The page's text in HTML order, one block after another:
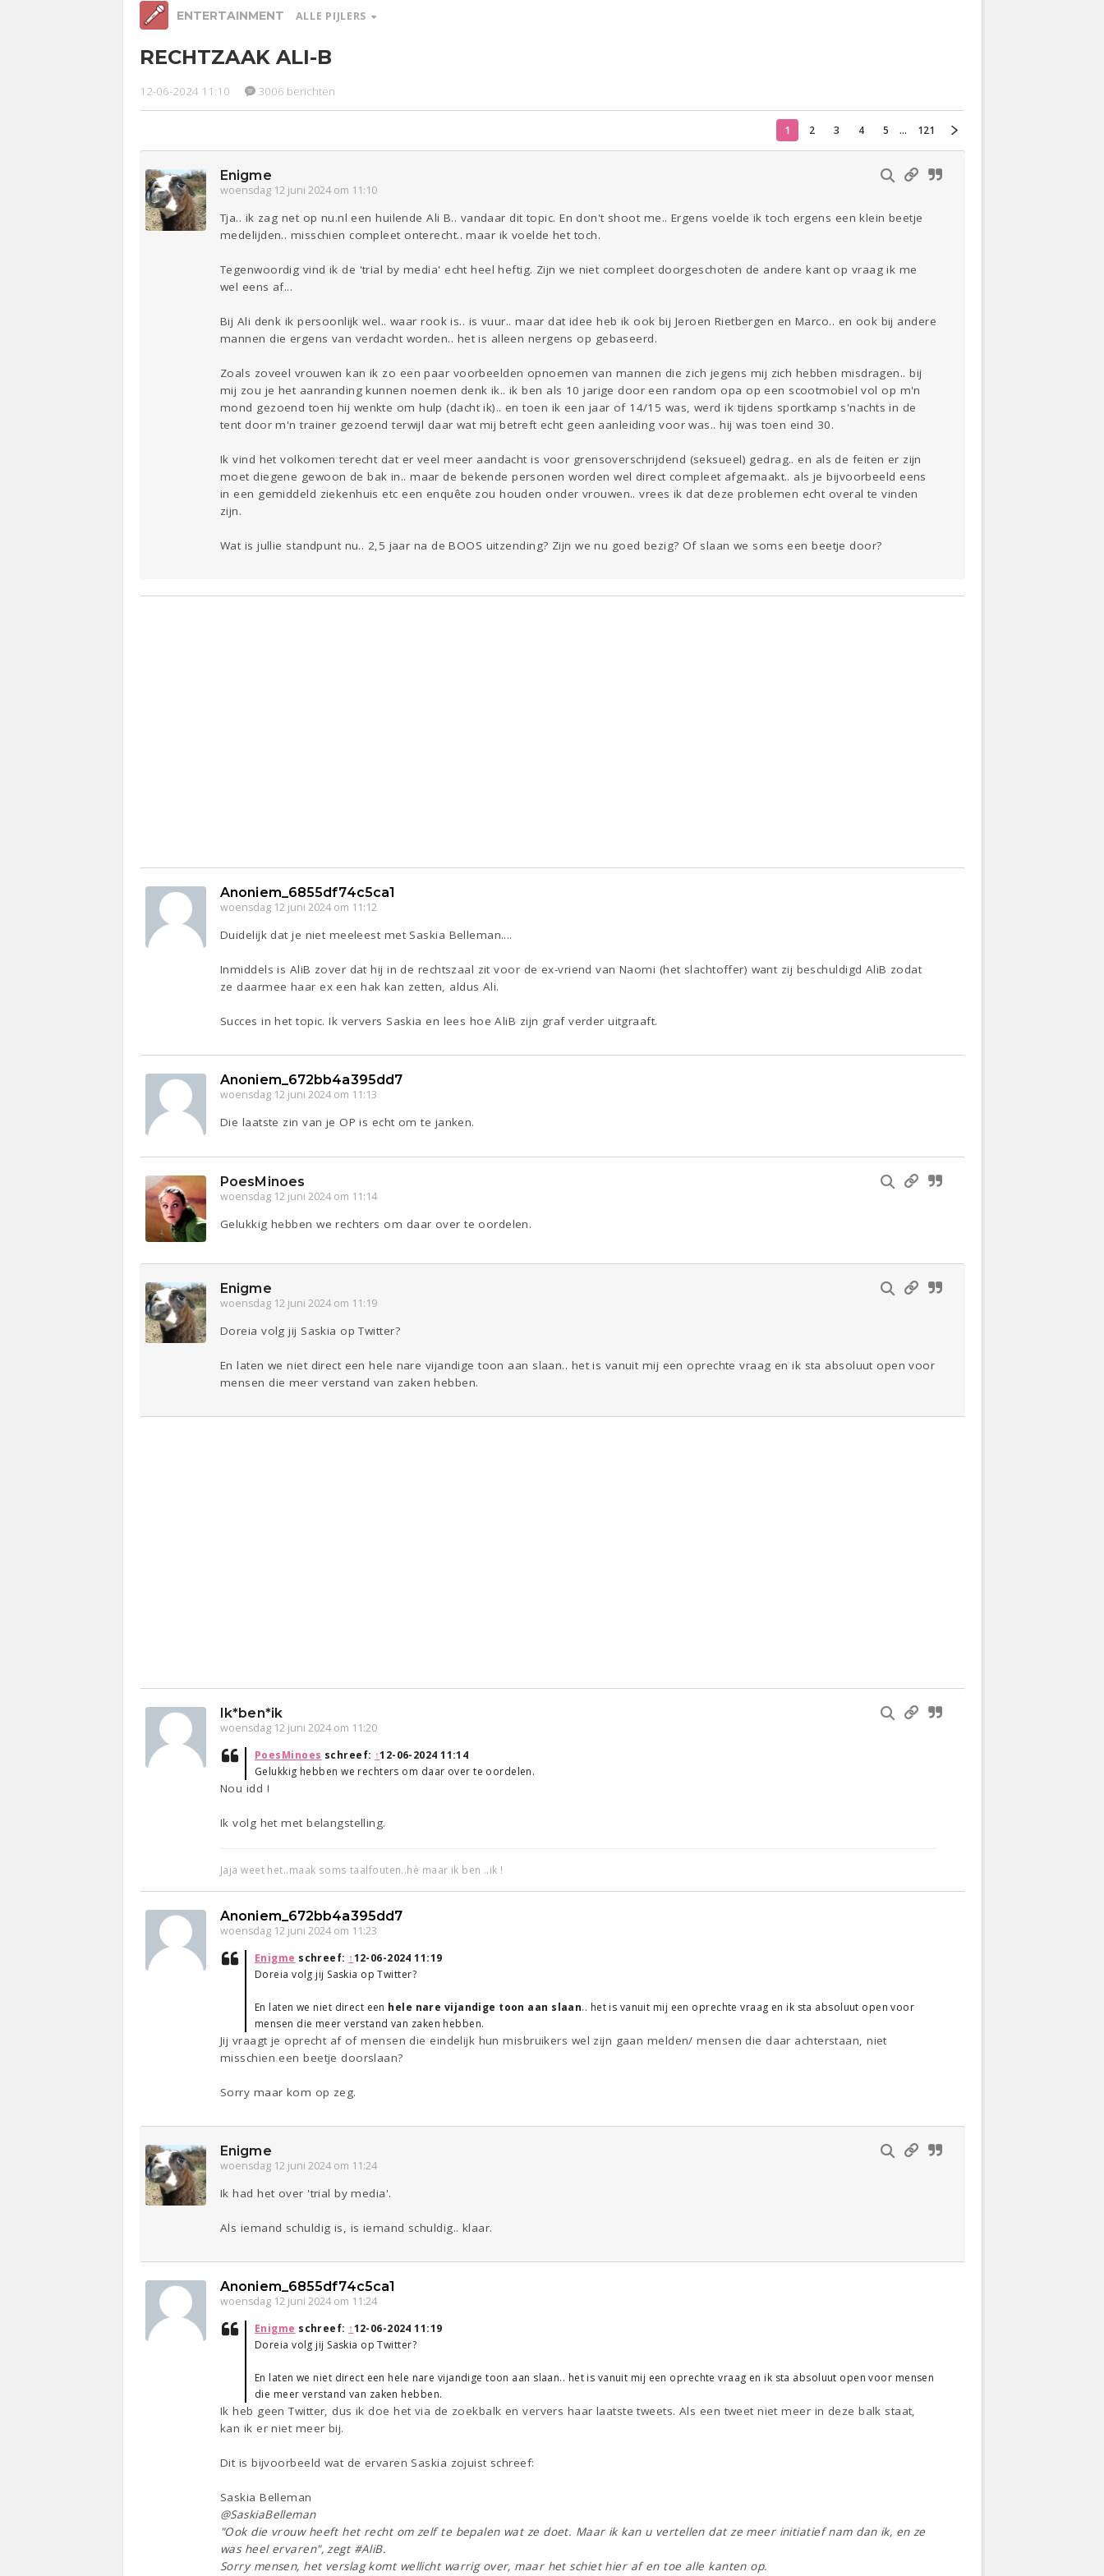
ENTERTAINMENT ALLE PIJLERS
Entertainment
Beauty
RECHTZAAK ALI-B
12-06-2024 11:10 3006 berichten
1 2 3 4 5 ... 121
Enigme
woensdag 12 juni 2024 om 11:10
Tja.. ik zag net op nu.nl een huilende Ali B.. vandaar dit topic. En don't shoot me.. Ergens voelde ik toch ergens een klein beetje
medelijden.. misschien compleet onterecht.. maar ik voelde het toch.
Tegenwoordig vind ik de 'trial by media' echt heel heftig. Zijn we niet compleet doorgeschoten de andere kant op vraag ik me
wel eens af...
Bij Ali denk ik persoonlijk wel.. waar rook is.. is vuur.. maar dat idee heb ik ook bij Jeroen Rietbergen en Marco.. en ook bij andere
mannen die ergens van verdacht worden.. het is alleen nergens op gebaseerd.
Zoals zoveel vrouwen kan ik zo een paar voorbeelden opnoemen van mannen die zich jegens mij zich hebben misdragen.. bij
mij zou je het aanranding kunnen noemen denk ik.. ik ben als 10 jarige door een random opa op een scootmobiel vol op m'n
mond gezoend toen hij wenkte om hulp (dacht ik).. en toen ik een jaar of 14/15 was, werd ik tijdens sportkamp s'nachts in de
tent door m'n trainer gezoend terwijl daar wat mij betreft echt geen aanleiding voor was.. hij was toen eind 30.
Ik vind het volkomen terecht dat er veel meer aandacht is voor grensoverschrijdend (seksueel) gedrag.. en als de feiten er zijn
moet diegene gewoon de bak in.. maar de bekende personen worden wel direct compleet afgemaakt.. als je bijvoorbeeld eens
in een gemiddeld ziekenhuis etc een enquête zou houden onder vrouwen.. vrees ik dat deze problemen echt overal te vinden
zijn.
Wat is jullie standpunt nu.. 2,5 jaar na de BOOS uitzending? Zijn we nu goed bezig? Of slaan we soms een beetje door?
Anoniem_6855df74c5ca1
woensdag 12 juni 2024 om 11:12
Duidelijk dat je niet meeleest met Saskia Belleman....
Inmiddels is AliB zover dat hij in de rechtszaal zit voor de ex-vriend van Naomi (het slachtoffer) want zij beschuldigd AliB zodat
ze daarmee haar ex een hak kan zetten, aldus Ali.
Succes in het topic. Ik ververs Saskia en lees hoe AliB zijn graf verder uitgraaft.
Anoniem_672bb4a395dd7
woensdag 12 juni 2024 om 11:13
Die laatste zin van je OP is echt om te janken.
PoesMinoes
woensdag 12 juni 2024 om 11:14
Gelukkig hebben we rechters om daar over te oordelen.
Enigme
woensdag 12 juni 2024 om 11:19
Doreia volg jij Saskia op Twitter?
En laten we niet direct een hele nare vijandige toon aan slaan.. het is vanuit mij een oprechte vraag en ik sta absoluut open voor
mensen die meer verstand van zaken hebben.
Ik*ben*ik
woensdag 12 juni 2024 om 11:20
PoesMinoes schreef: ↑12-06-2024 11:14
Gelukkig hebben we rechters om daar over te oordelen.
Nou idd !
Ik volg het met belangstelling.
Jaja weet het..maak soms taalfouten..hè maar ik ben ..ik !
Anoniem_672bb4a395dd7
woensdag 12 juni 2024 om 11:23
Enigme schreef: ↑12-06-2024 11:19
Doreia volg jij Saskia op Twitter?
En laten we niet direct een hele nare vijandige toon aan slaan.. het is vanuit mij een oprechte vraag en ik sta absoluut open voor
mensen die meer verstand van zaken hebben.
Jij vraagt je oprecht af of mensen die eindelijk hun misbruikers wel zijn gaan melden/ mensen die daar achterstaan, niet
misschien een beetje doorslaan?
Sorry maar kom op zeg.
Enigme
woensdag 12 juni 2024 om 11:24
Ik had het over 'trial by media'.
Als iemand schuldig is, is iemand schuldig.. klaar.
Anoniem_6855df74c5ca1
woensdag 12 juni 2024 om 11:24
Enigme schreef: ↑12-06-2024 11:19
Doreia volg jij Saskia op Twitter?
En laten we niet direct een hele nare vijandige toon aan slaan.. het is vanuit mij een oprechte vraag en ik sta absoluut open voor mensen
die meer verstand van zaken hebben.
Ik heb geen Twitter, dus ik doe het via de zoekbalk en ververs haar laatste tweets. Als een tweet niet meer in deze balk staat,
kan ik er niet meer bij.
Dit is bijvoorbeeld wat de ervaren Saskia zojuist schreef:
Saskia Belleman
@SaskiaBelleman
"Ook die vrouw heeft het recht om zelf te bepalen wat ze doet. Maar ik kan u vertellen dat ze meer initiatief nam dan ik, en ze
was heel ervaren", zegt #AliB.
Sorry mensen, het verslag komt wellicht warrig over, maar het schiet hier af en toe alle kanten op.